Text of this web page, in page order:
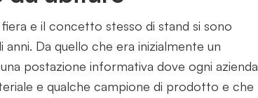
e il concetto stesso di stand si sono
Da quello che era inizialmente un
postazione informativa dove ogni azienda
e qualche campione di prodotto e che